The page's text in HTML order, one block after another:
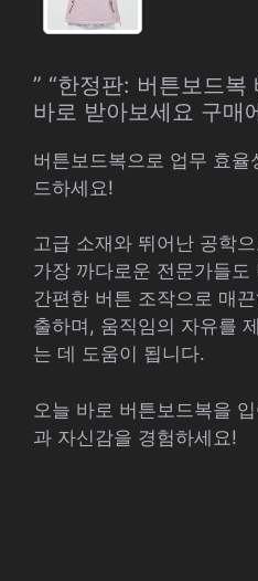
” “한정판: 버튼보드복
바로 받아보세요 구매
버튼보드복으로 업무 효율
드하세요!
고급 소재와 뛰어난 공학
가장 까다로운 전문가들도
간편한 버튼 조작으로 매
출하며, 움직임의 자유를
는 데 도움이 됩니다.
오늘 바로 버튼보드복을
과 자신감을 경험하세요!